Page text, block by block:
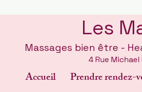
Les
Massages bien être -
4 Rue
Accueil Prendre rendez-